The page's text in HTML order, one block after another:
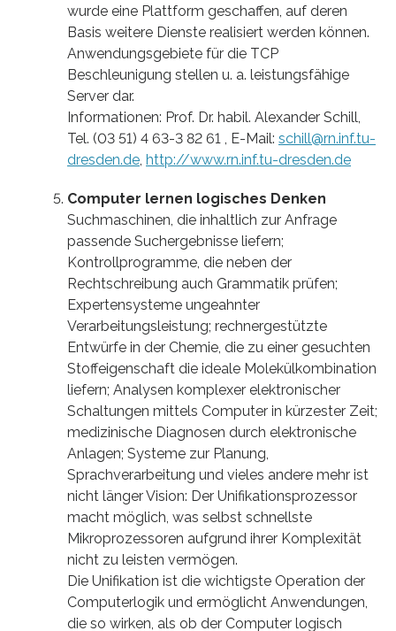
wurde eine Plattform geschaffen, auf deren
Basis weitere Dienste realisiert werden können.
Anwendungsgebiete für die TCP
Beschleunigung stellen u. a. leistungsfähige
Server dar.
Informationen: Prof. Dr. habil. Alexander Schill,
Tel. (03 51) 4 63-3 82 61 , E-Mail: schill@rn.inf.tu-
dresden.de http://www.rn.inf.tu-dresden.de
Computer lernen logisches Denken
Suchmaschinen, die inhaltlich zur Anfrage
passende Suchergebnisse liefern;
Kontrollprogramme, die neben der
Rechtschreibung auch Grammatik prüfen;
Expertensysteme ungeahnter
Verarbeitungsleistung; rechnergestützte
Entwürfe in der Chemie, die zu einer gesuchten
Stoffeigenschaft die ideale Molekülkombination
liefern; Analysen komplexer elektronischer
Schaltungen mittels Computer in kürzester Zeit;
medizinische Diagnosen durch elektronische
Anlagen; Systeme zur Planung,
Sprachverarbeitung und vieles andere mehr ist
nicht länger Vision: Der Unifikationsprozessor
macht möglich, was selbst schnellste
Mikroprozessoren aufgrund ihrer Komplexität
nicht zu leisten vermögen.
Die Unifikation ist die wichtigste Operation der
Computerlogik und ermöglicht Anwendungen,
die so wirken, als ob der Computer logisch